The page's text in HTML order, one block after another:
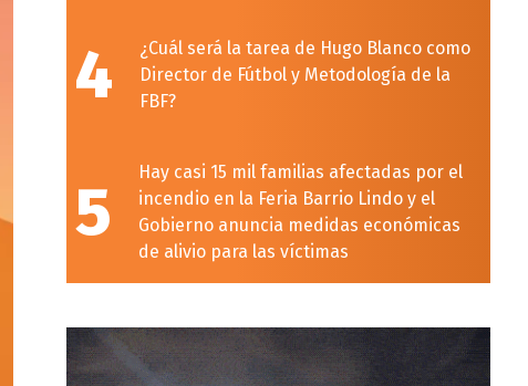
4
¿Cuál será la tarea de Hugo Blanco como
Director de Fútbol y Metodología de la
FBF?
5
Hay casi 15 mil familias afectadas por el
incendio en la Feria Barrio Lindo y el
Gobierno anuncia medidas económicas
de alivio para las víctimas